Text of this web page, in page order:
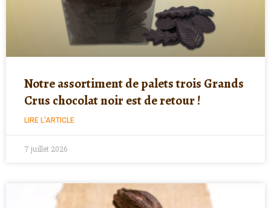
Notre assortiment de palets trois Grands
Crus chocolat noir est de retour !
LIRE L'ARTICLE
7 juillet 2026